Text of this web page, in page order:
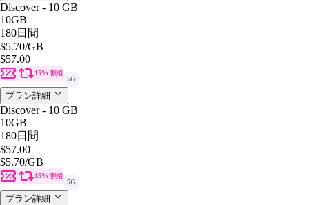
Discover - 10 GB
10GB
180日間
$5.70/GB
$57.00
15% 割引
5G
プラン詳細
Discover - 10 GB
10GB
180日間
$57.00
$5.70/GB
15% 割引
5G
プラン詳細